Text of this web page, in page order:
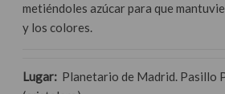
metiéndoles azúcar para que
y los colores.
Lugar: Planetario de Madrid. Pasillo